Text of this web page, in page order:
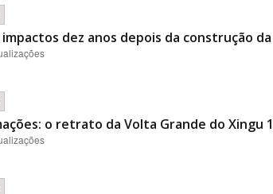
dez anos depois da construção
o retrato da Volta Grande do Xingu